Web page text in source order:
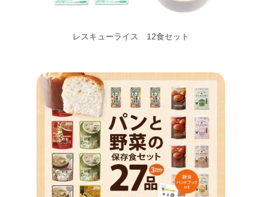
レスキューライス 12食セット